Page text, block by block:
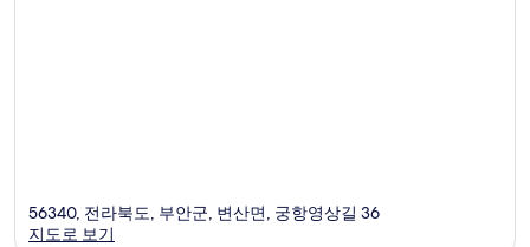
56340, 전라북도, 부안군, 변산면, 궁항영상길 36
지도로 보기